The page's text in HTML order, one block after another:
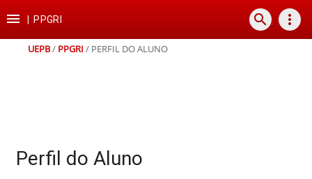
para
conteúdo
para
para
para
rodapé
 PPGRI search more_vert
UEPB/ PPGRI / PERFIL DO ALUNO
Perfil do Aluno